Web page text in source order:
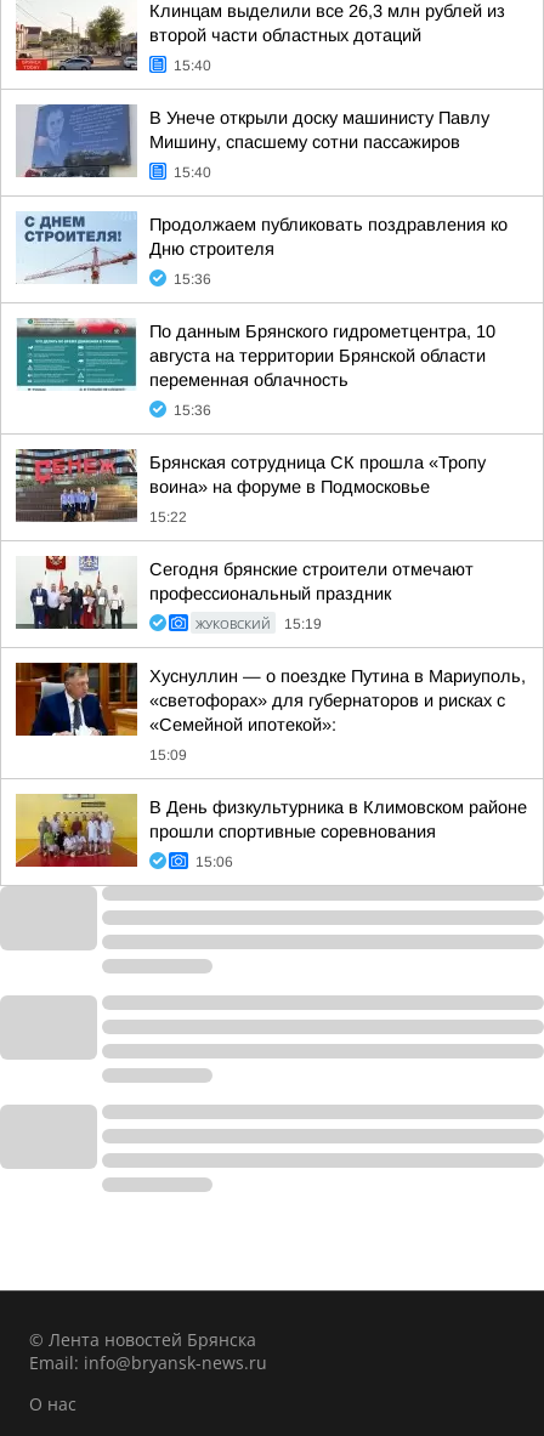
Клинцам выделили все 26,3 млн рублей из
второй части областных дотаций
15:40
В Унече открыли доску машинисту Павлу
Мишину, спасшему сотни пассажиров
15:40
Продолжаем публиковать поздравления ко
Дню строителя
15:36
По данным Брянского гидрометцентра, 10
августа на территории Брянской области
переменная облачность
15:36
Брянская сотрудница СК прошла «Тропу
воина» на форуме в Подмосковье
15:22
Сегодня брянские строители отмечают
профессиональный праздник
ЖУКОВСКИЙ 15:19
Хуснуллин — о поездке Путина в Мариуполь,
«светофорах» для губернаторов и рисках с
«Семейной ипотекой»:
15:09
В День физкультурника в Климовском районе
прошли спортивные соревнования
15:06
© Лента новостей Брянска
Email: info@bryansk-news.ru
О нас